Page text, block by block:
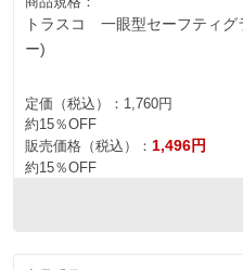
トラスコ 一眼型セーフティ
ー)
定価（税込）： 1,760円
約15％OFF
販売価格（税込）： 1,496円
約15％OFF